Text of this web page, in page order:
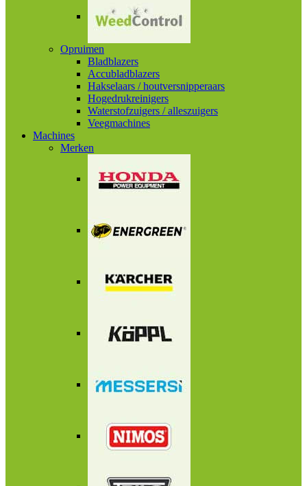
Opruimen
Bladblazers
Accubladblazers
Hakselaars / houtversnipperaars
Hogedrukreinigers
Waterstofzuigers / alleszuigers
Veegmachines
Machines
Merken